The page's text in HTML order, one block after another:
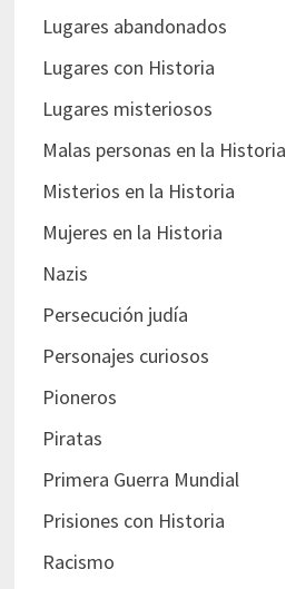
Lugares abandonados
Lugares con Historia
Lugares misteriosos
Malas personas en la Historia
Misterios en la Historia
Mujeres en la Historia
Nazis
Persecución judía
Personajes curiosos
Pioneros
Piratas
Primera Guerra Mundial
Prisiones con Historia
Racismo